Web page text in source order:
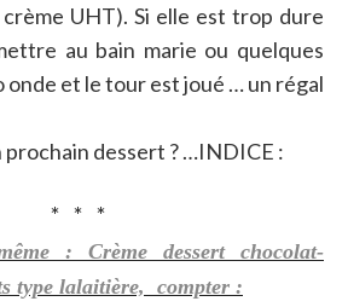
crème UHT). Si elle est trop dure
au bain marie ou quelques
onde et le tour est joué … un régal
prochain dessert ? …INDICE :
* * *
: Crème dessert chocolat-
type lalaitière, compter :